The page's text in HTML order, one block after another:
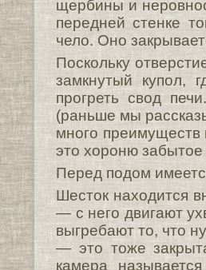
щербины и
передней стенке
чело. Оно
Поскольку
замкнутый купол,
прогреть свод
(раньше мы
много
это хороню забытое
Перед подом
Шесток находится
— с него двигают
выгребают то, что
— это тоже
камера